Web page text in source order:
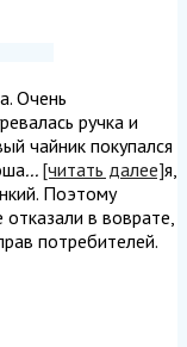
Очень
ручка и
чайник покупался
... [читать далее]я,
Поэтому
в воврате,
потребителей.